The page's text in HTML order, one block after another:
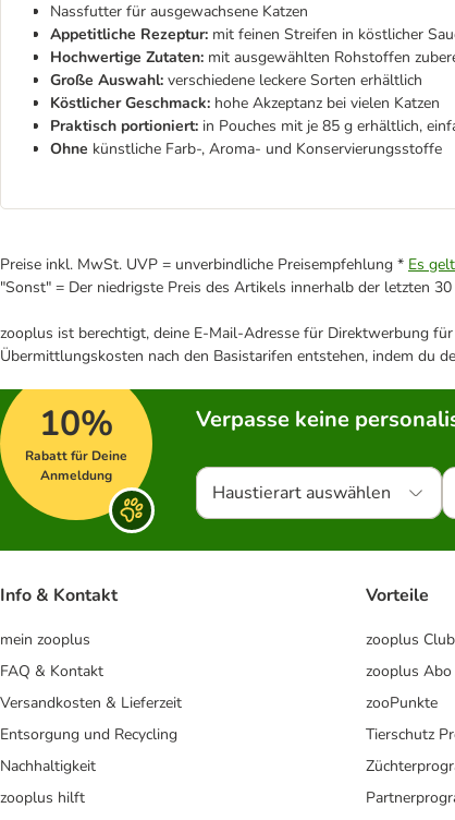
Nassfutter für ausgewachsene Katzen
Appetitliche Rezeptur: mit feinen Streifen in köstlicher
Hochwertige Zutaten: mit ausgewählten Rohstoffen
Große Auswahl: verschiedene leckere Sorten erhältlich
Köstlicher Geschmack: hohe Akzeptanz bei vielen Katzen
Praktisch portioniert: in Pouches mit je 85 g erhältlich,
Ohne künstliche Farb-, Aroma- und Konservierungsstoffe
Preise inkl. MwSt. UVP = unverbindliche Preisempfehlung * Es
"Sonst" = Der niedrigste Preis des Artikels innerhalb der letzten 30
zooplus ist berechtigt, deine E-Mail-Adresse für Direktwerbung
Übermittlungskosten nach den Basistarifen entstehen, indem du
10%
Rabatt für Deine
Anmeldung
Verpasse keine
Haustierart auswählen
Info & Kontakt
mein zooplus
FAQ & Kontakt
Versandkosten & Lieferzeit
Entsorgung und Recycling
Nachhaltigkeit
zooplus hilft
Vorteile
zooplus Club
zooplus Abo
zooPunkte
Tierschutz